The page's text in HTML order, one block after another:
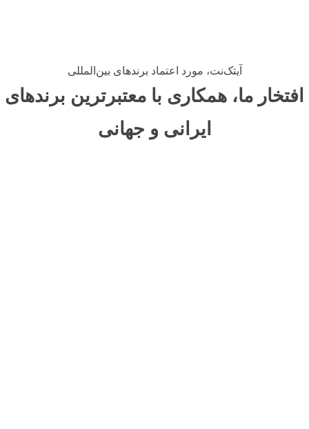
آیتک‌نت، مورد اعتماد برندهای بین‌المللی
افتخار ما، همکاری با معتبرترین برندهای
ایرانی و جهانی